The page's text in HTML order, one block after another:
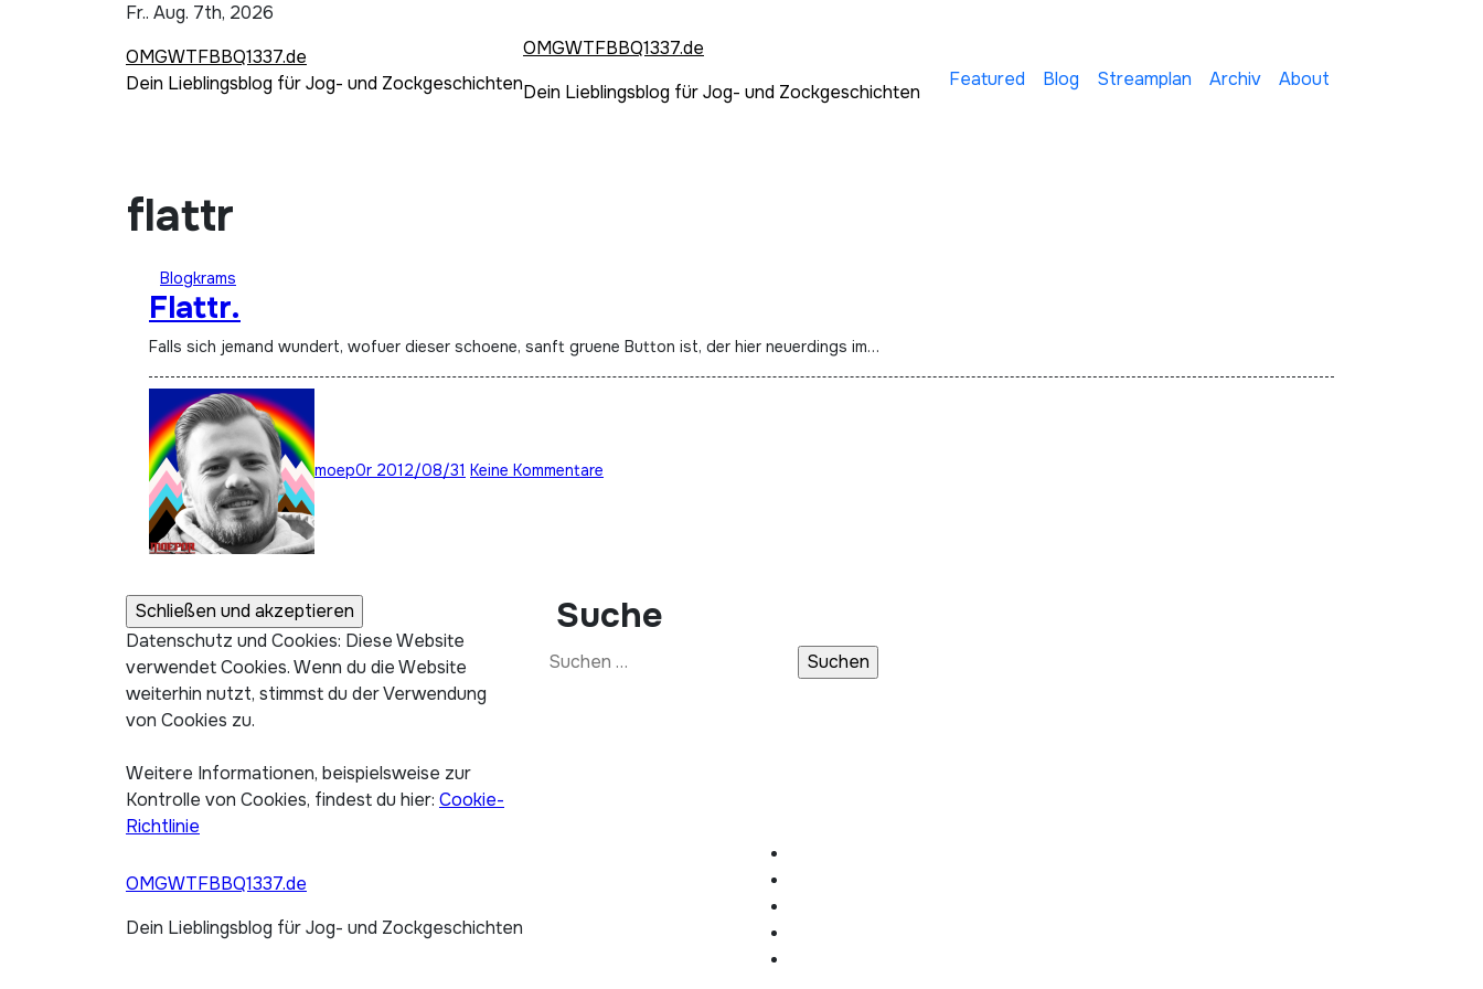
Fr.. Aug. 7th, 2026
OMGWTFBBQ1337.de
Dein Lieblingsblog für Jog- und Zockgeschichten
OMGWTFBBQ1337.de
Dein Lieblingsblog für Jog- und Zockgeschichten
Featured Blog Streamplan Archiv About
flattr
Blogkrams
Flattr.
Falls sich jemand wundert, wofuer dieser schoene, sanft gruene Button ist, der hier neuerdings im…
moep0r 2012/08/31 Keine Kommentare
Datenschutz und Cookies: Diese Website
verwendet Cookies. Wenn du die Website
weiterhin nutzt, stimmst du der Verwendung
von Cookies zu.
Weitere Informationen, beispielsweise zur
Kontrolle von Cookies, findest du hier: Cookie-
Richtlinie
Suche
Suchen
OMGWTFBBQ1337.de
Dein Lieblingsblog für Jog- und Zockgeschichten